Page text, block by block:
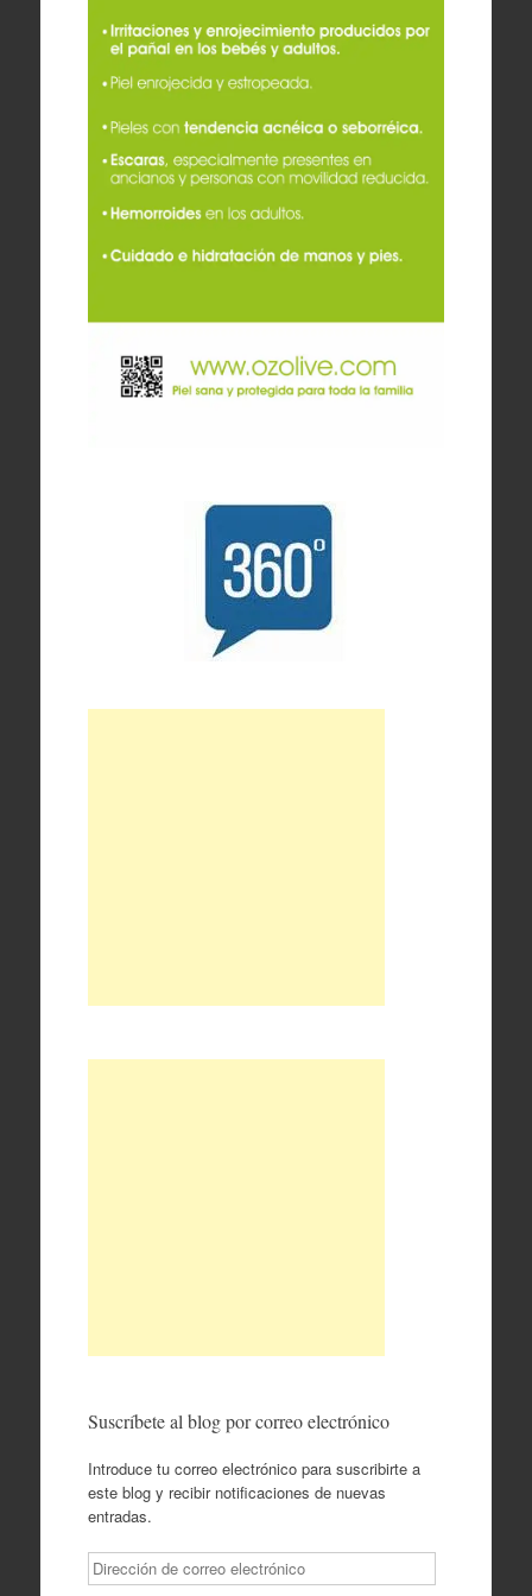
Suscríbete al blog por correo electrónico
Introduce tu correo electrónico para suscribirte a
este blog y recibir notificaciones de nuevas
entradas.
Dirección
de